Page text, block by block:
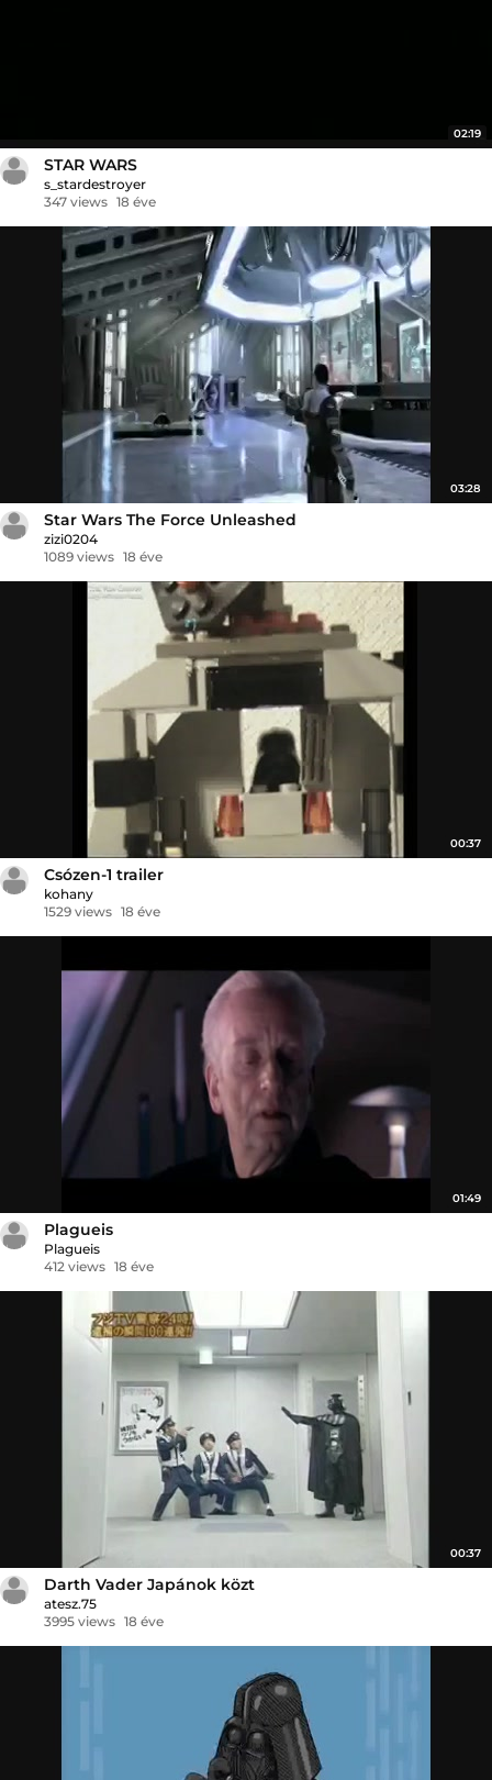
02:19
STAR WARS
s_stardestroyer
347 views 18 éve
03:28
Star Wars The Force Unleashed
zizi0204
1089 views 18 éve
00:37
Csózen-1 trailer
kohany
1529 views 18 éve
01:49
Plagueis
Plagueis
412 views 18 éve
00:37
Darth Vader Japánok közt
atesz.75
3995 views 18 éve